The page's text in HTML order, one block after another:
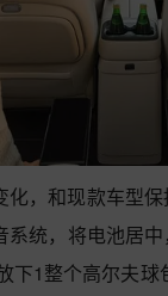
化，和现款车型
统，将电池居
下1整个高尔夫